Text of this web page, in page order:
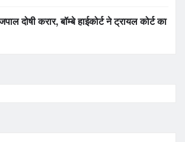
दोषी करार, बॉम्बे हाईकोर्ट ने ट्रायल कोर्ट का